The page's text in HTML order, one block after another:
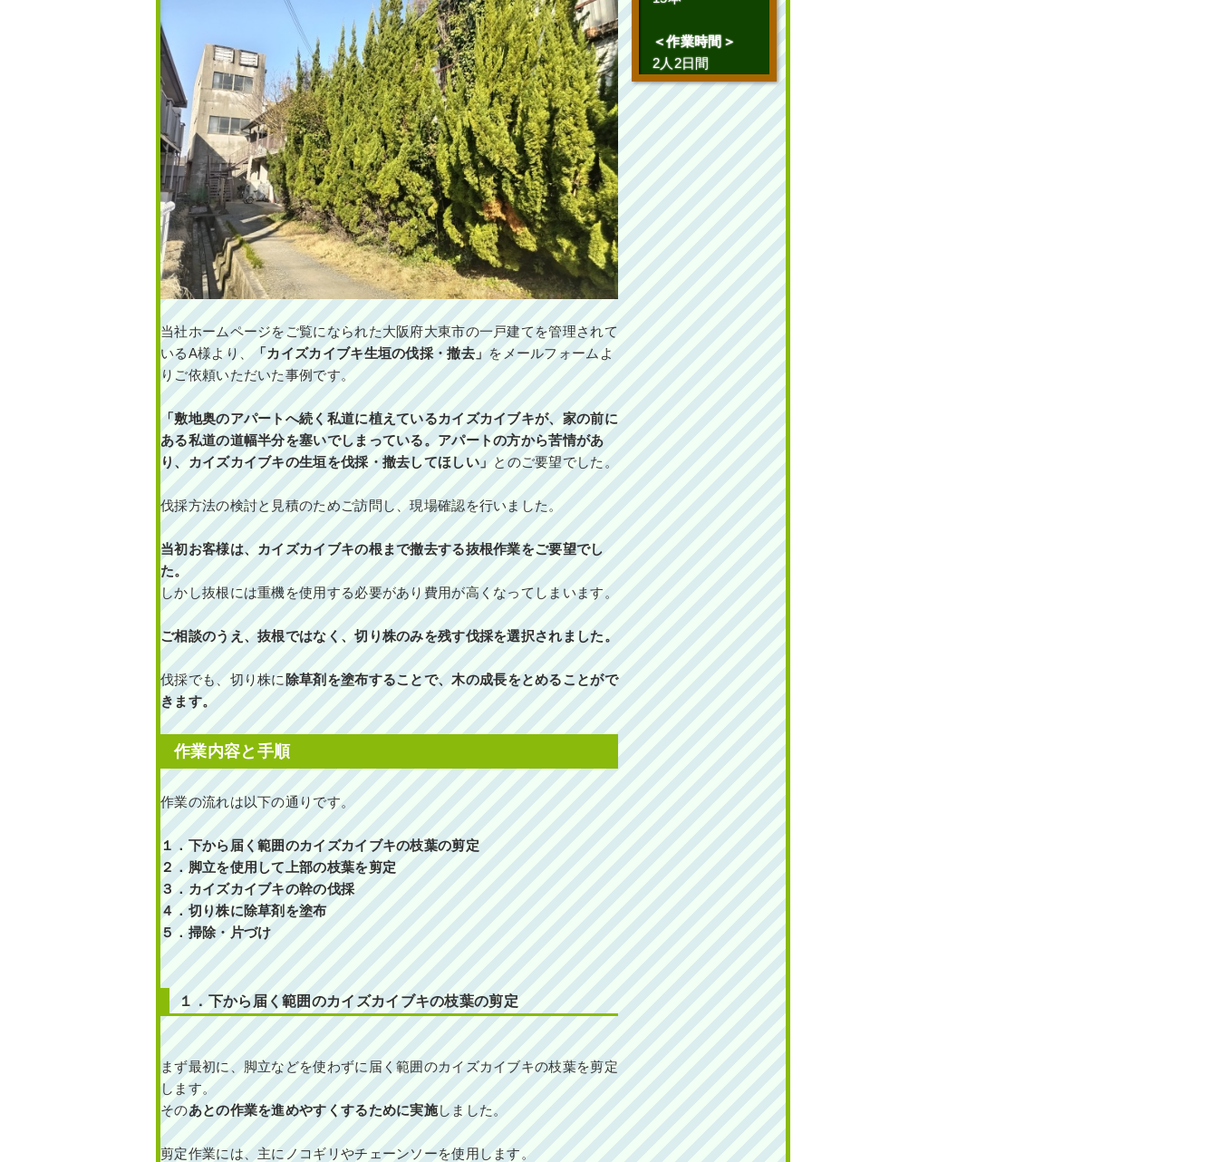
当社ホームページをご覧になられた大阪府大東市の一戸建てを管理されて
いるA様より、
「カイズカイブキ生垣の伐採・撤去」 をメールフォームよ
りご依頼いただいた事例です。
「敷地奥のアパートへ続く私道に植えているカイズカイブキが、家の前に
ある私道の道幅半分を塞いでしまっている。アパートの方から苦情があ
り、カイズカイブキの生垣を伐採・撤去してほしい」 とのご要望でした。
伐採方法の検討と見積のためご訪問し、現場確認を行いました。
当初お客様は、カイズカイブキの根まで撤去する抜根作業をご要望でし
た。
しかし抜根には重機を使用する必要があり費用が高くなってしまいます。
ご相談のうえ、抜根ではなく、切り株のみを残す伐採を選択されました。
伐採でも、切り株に 除草剤を塗布することで、木の成長をとめることがで
きます。
作業内容と手順
作業の流れは以下の通りです。
１．下から届く範囲のカイズカイブキの枝葉の剪定
２．脚立を使用して上部の枝葉を剪定
３．カイズカイブキの幹の伐採
４．切り株に除草剤を塗布
５．掃除・片づけ
１．下から届く範囲のカイズカイブキの枝葉の剪定
まず最初に、脚立などを使わずに届く範囲のカイズカイブキの枝葉を剪定
します。
そのあとの作業を進めやすくするために実施しました。
剪定作業には、主にノコギリやチェーンソーを使用します。
＜作業時間＞
2人2日間